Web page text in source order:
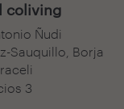
coliving
Ñudi
Sauquillo, Borja
3